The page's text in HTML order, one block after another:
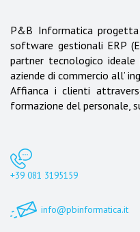
P&B Informatica
software gestionali ERP
partner tecnologico
aziende di commercio all’
Affianca i clienti
formazione del personale,
+39 081 3195159
info@pbinformatica.it